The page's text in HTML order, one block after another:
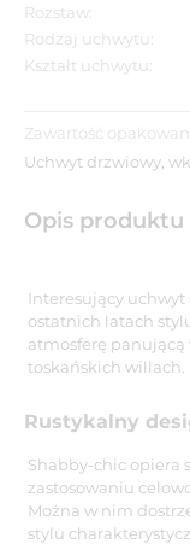
Rozstaw:
Rodzaj uchwytu:
Kształt uchwytu:
Zawartość
Uchwyt drzwiowy,
Opis produktu
Interesujący
ostatnich latach
atmosferę
toskańskich willach.
Rustykalny
Shabby-chic opiera
zastosowaniu
Można w nim
stylu